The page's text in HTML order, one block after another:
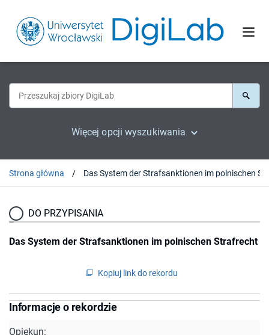
Więcej opcji wyszukiwania
Strona główna
DO PRZYPISANIA
Das System der Strafsanktionen im polnischen Strafrecht
Kopiuj link do rekordu
Informacje o rekordzie
Opiekun: